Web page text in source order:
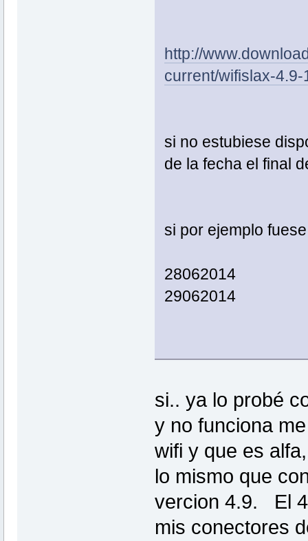
http://
current/wifislax-
si no estubiese
de la fecha el final
si por ejemplo
28062014
29062014
si.. ya lo probé
y no funciona
wifi y que es
lo mismo que
vercion 4.9. El
mis conectores